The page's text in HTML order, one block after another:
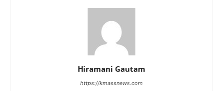
Hiramani Gautam
https://kmassnews.com